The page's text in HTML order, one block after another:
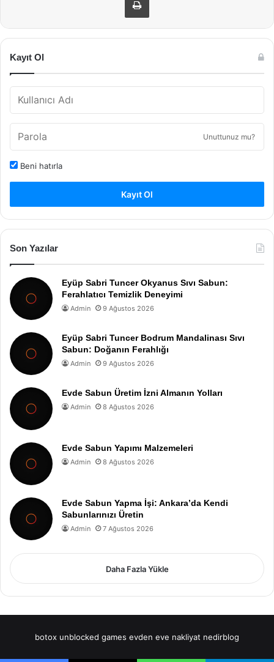
Kayıt Ol
Unuttunuz mu?
Beni hatırla
Kayıt Ol
Son Yazılar
Eyüp Sabri Tuncer Okyanus Sıvı Sabun:
Ferahlatıcı Temizlik Deneyimi
Admin 9 Ağustos 2026
Eyüp Sabri Tuncer Bodrum Mandalinası Sıvı
Sabun: Doğanın Ferahlığı
Admin 9 Ağustos 2026
Evde Sabun Üretim İzni Almanın Yolları
Admin 8 Ağustos 2026
Evde Sabun Yapımı Malzemeleri
Admin 8 Ağustos 2026
Evde Sabun Yapma İşi: Ankara’da Kendi
Sabunlarınızı Üretin
Admin 7 Ağustos 2026
Daha Fazla Yükle
botox unblocked games evden eve nakliyat nedirblog